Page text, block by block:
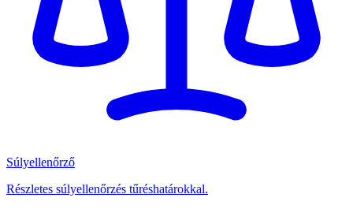
Súlyellenőrző
Részletes súlyellenőrzés tűréshatárokkal.